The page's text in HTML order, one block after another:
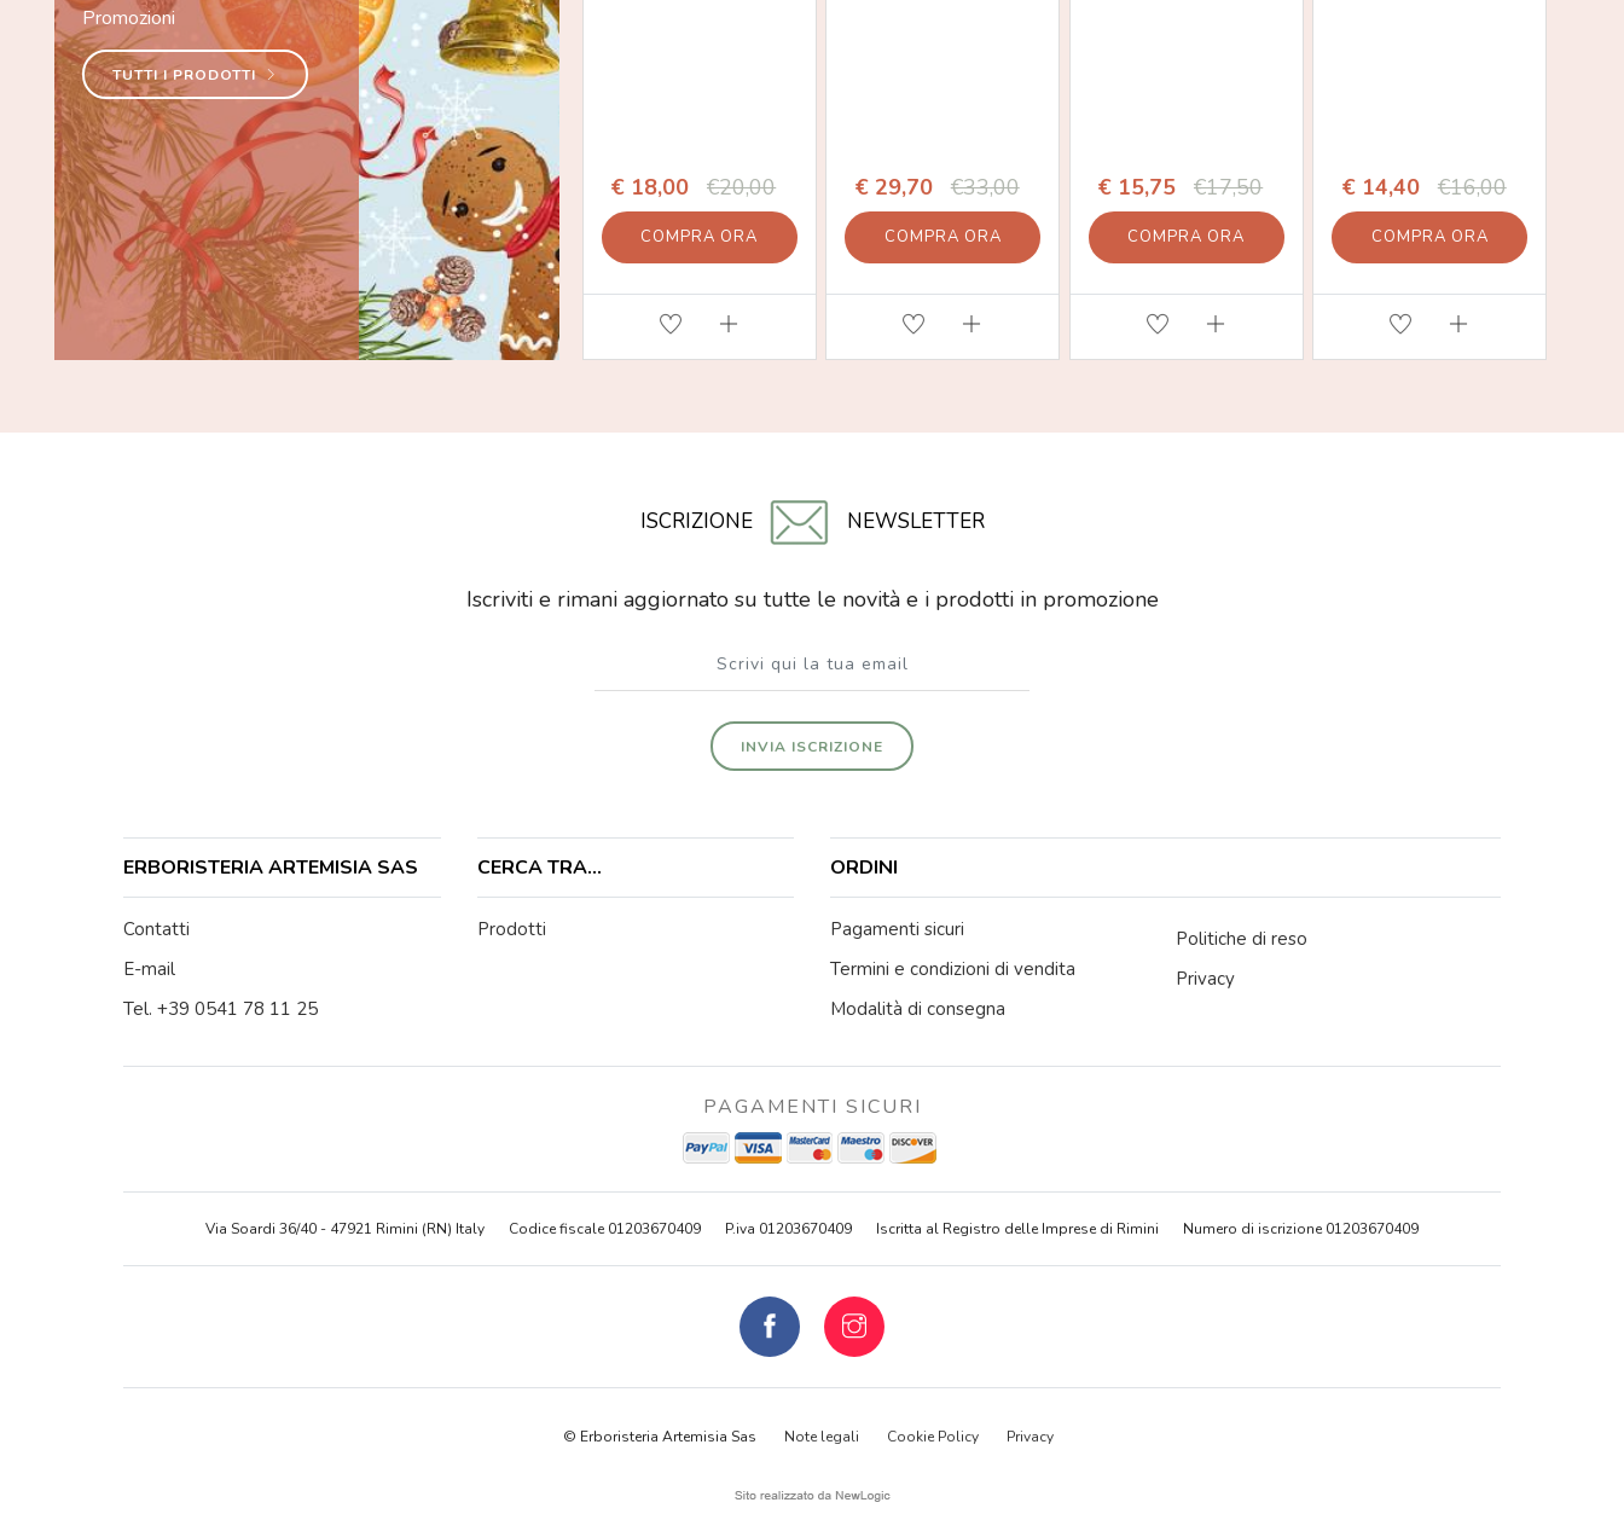
Promozioni
TUTTI I PRODOTTI
€ 18,00 €20,00
COMPRA ORA
€ 29,70 €33,00
COMPRA ORA
€ 15,75 €17,50
COMPRA ORA
€ 14,40 €16,00
COMPRA ORA
ISCRIZIONE NEWSLETTER
Iscriviti e rimani aggiornato su tutte le novità e i prodotti in promozione
INVIA ISCRIZIONE
ERBORISTERIA ARTEMISIA SAS
Contatti
E-mail
Tel. +39 0541 78 11 25
CERCA TRA...
Prodotti
ORDINI
Pagamenti sicuri
Termini e condizioni di vendita
Modalità di consegna
Politiche di reso
Privacy
PAGAMENTI SICURI
Via Soardi 36/40 - 47921 Rimini (RN) Italy Codice fiscale 01203670409 P.iva 01203670409 Iscritta al Registro delle Imprese di Rimini Numero di iscrizione 01203670409
© Erboristeria Artemisia Sas Note legali Cookie Policy Privacy